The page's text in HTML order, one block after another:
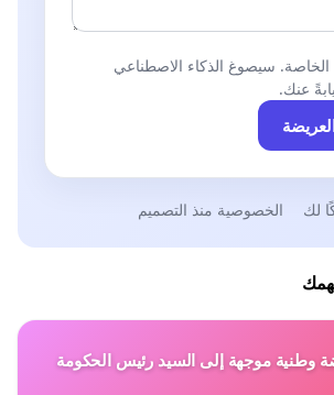
سيصوغ الذكاء الاصطناعي
عنك.
لك الخصوصية منذ التصميم
وطنية موجهة إلى السيد رئيس الحكومة